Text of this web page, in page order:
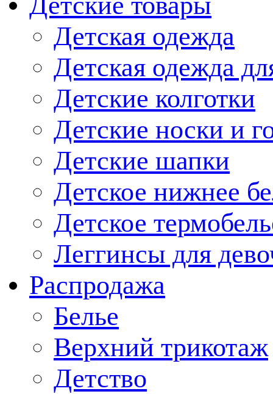
Детская одежда
Детская одежда
Детские колготки
Детские носки и
Детские шапки
Детское нижнее
Детское
Леггинсы для
Распродажа
Белье
Верхний трикотаж
Детство